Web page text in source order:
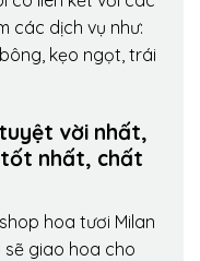
các dịch vụ như:
kẹo ngọt, trái
vời nhất,
nhất, chất
shop hoa tươi Milan
giao hoa cho